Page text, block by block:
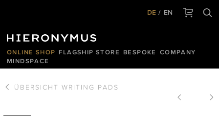
DE EN
ONLINE SHOP FLAGSHIP STORE BESPOKE
COMPANY
MINDSPACE
ÜBERSICHT WRITING PADS